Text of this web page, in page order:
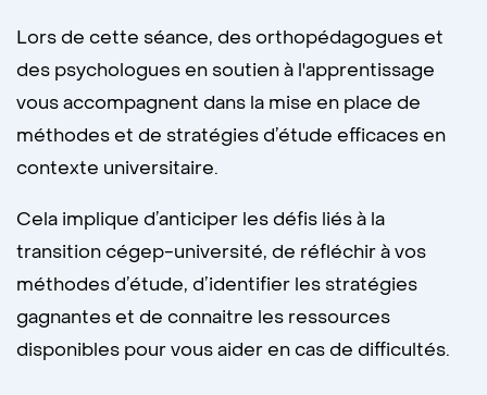
Lors de cette séance, des orthopédagogues et
des psychologues en soutien à l'apprentissage
vous accompagnent dans la mise en place de
méthodes et de stratégies d’étude efficaces en
contexte universitaire.
Cela implique d’anticiper les défis liés à la
transition cégep-université, de réfléchir à vos
méthodes d’étude, d’identifier les stratégies
gagnantes et de connaitre les ressources
disponibles pour vous aider en cas de difficultés.